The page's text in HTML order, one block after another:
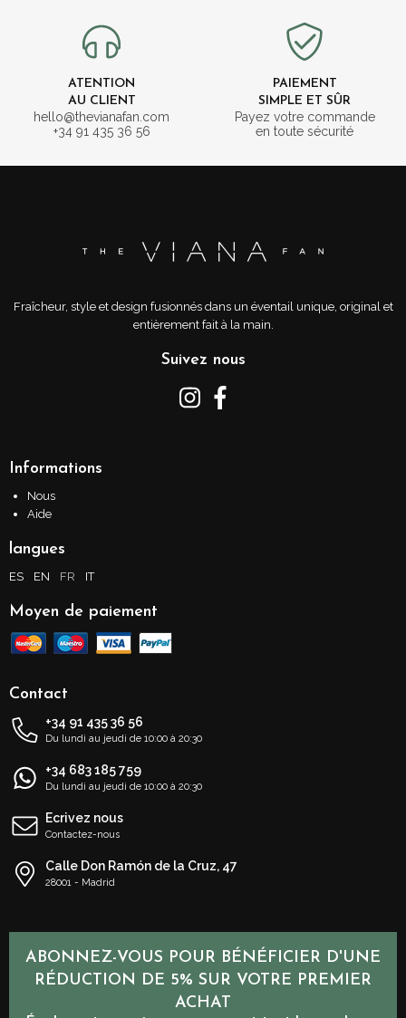
ATENTION
AU CLIENT
hello@thevianafan.com
+34 91 435 36 56
PAIEMENT
SIMPLE ET SÛR
Payez votre commande
en toute sécurité
Fraîcheur, style et design fusionnés dans un éventail unique, original et
entièrement fait à la main.
Suivez nous
Informations
Nous
Aide
langues
ES EN FR IT
Moyen de paiement
Contact
+34 91 435 36 56
Du lundi au jeudi de 10:00 à 20:30
+34 683 185 759
Du lundi au jeudi de 10:00 à 20:30
Ecrivez nous
Contactez-nous
Calle Don Ramón de la Cruz, 47
28001 - Madrid
ABONNEZ-VOUS POUR BÉNÉFICIER D'UNE
RÉDUCTION DE 5% SUR VOTRE PREMIER
ACHAT